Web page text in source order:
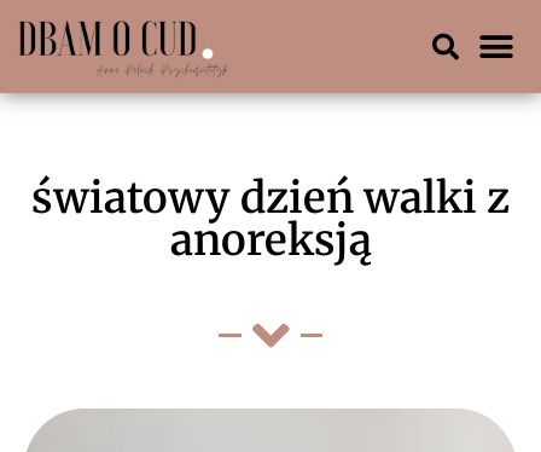
światowy dzień walki z
anoreksją